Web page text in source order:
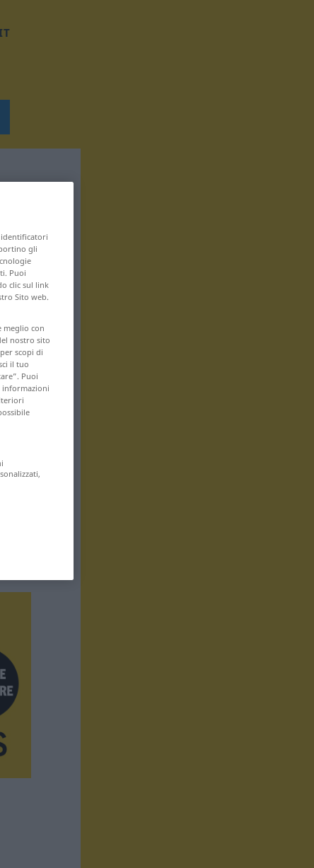
gli
Puoi
clic sul link
Sito web.
meglio con
nostro sito
scopi di
il tuo
Puoi
informazioni